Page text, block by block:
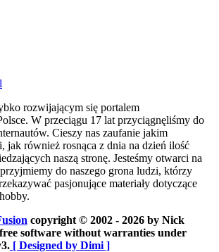
rozwijającym się portalem
W przeciągu 17 lat przyciągnęliśmy do
Cieszy nas zaufanie jakim
jak również rosnąca z dnia na dzień ilość
naszą stronę. Jesteśmy otwarci na
do naszego grona ludzi, którzy
pasjonujące materiały dotyczące
copyright © 2002 - 2026 by Nick
free software without warranties under
[ Designed by Dimi ]